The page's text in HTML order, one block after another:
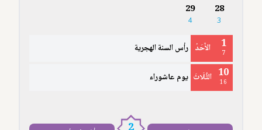
28
3
29
4
1
7 الأَحَدُ رأس السنة الهجرية
10
16 الثُّلَاثَ يوم عاشوراء